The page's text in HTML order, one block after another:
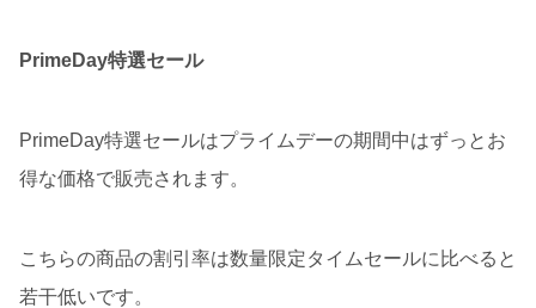
PrimeDay特選セール
PrimeDay特選セールはプライムデーの期間中はずっとお
得な価格で販売されます。
こちらの商品の割引率は数量限定タイムセールに比べると
若干低いです。